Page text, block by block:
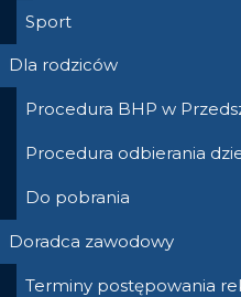
Sport
Dla rodziców
Procedura BHP w
Procedura odbierania
Do pobrania
Doradca zawodowy
Terminy postępowania